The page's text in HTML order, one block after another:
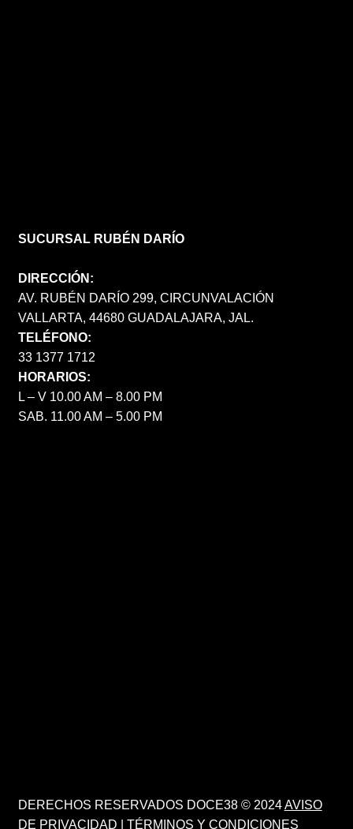
SUCURSAL RUBÉN DARÍO
DIRECCIÓN:
AV. RUBÉN DARÍO 299, CIRCUNVALACIÓN
VALLARTA, 44680 GUADALAJARA, JAL.
TELÉFONO:
33 1377 1712
HORARIOS:
L – V 10.00 AM – 8.00 PM
SAB. 11.00 AM – 5.00 PM
DERECHOS RESERVADOS DOCE38 © 2024AVISO
DE PRIVACIDAD
TÉRMINOS Y CONDICIONES